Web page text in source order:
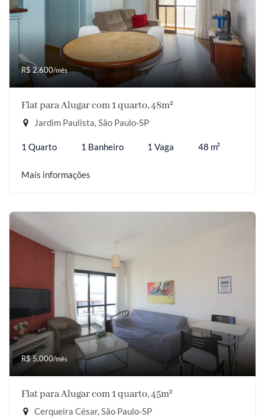
R$ 2.600/mês
Flat para Alugar com 1 quarto, 48m²
Jardim Paulista, São Paulo-SP
1 Quarto 1 Banheiro 1 Vaga 48 m²
Mais informações
R$ 5.000/mês
Flat para Alugar com 1 quarto, 45m²
Cerqueira César, São Paulo-SP